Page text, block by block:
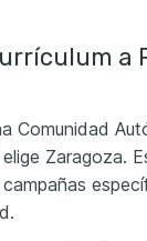
a
Comunidad
Zaragoza.